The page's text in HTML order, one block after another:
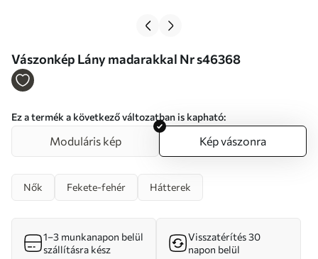
Vászonkép Lány madarakkal Nr s46368
Ez a termék a következő változatban is kapható:
Moduláris kép Kép vászonra
Nők Fekete-fehér Hátterek
1–3 munkanapon belül
szállításra kész
Visszatérítés 30
napon belül